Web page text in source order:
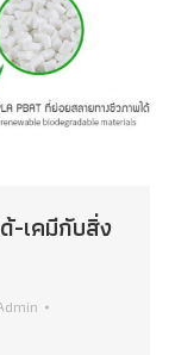
-เคมีกับสิ่ง